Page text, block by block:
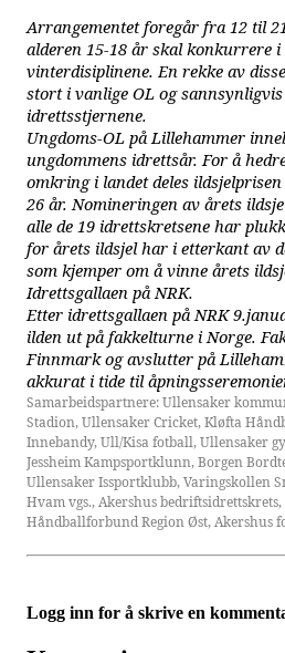
Arrangementet foregår fra 12 til
alderen 15-18 år skal konkurrere i
vinterdisiplinene. En rekke av
stort i vanlige OL og
idrettsstjernene.
Ungdoms-OL på Lillehammer
ungdommens idrettsår. For å
omkring i landet deles
26 år. Nomineringen av årets
alle de 19 idrettskretsene har
for årets ildsjel har i etterkant av
som kjemper om å vinne årets
Idrettsgallaen på NRK.
Etter idrettsgallaen på NRK
ilden ut på fakkelturne i Norge.
Finnmark og avslutter på
akkurat i tide til
Samarbeidspartnere: Ullensaker
Stadion, Ullensaker Cricket, Kløfta
Innebandy, Ull/Kisa fotball, Ullensaker
Jessheim Kampsportklunn, Borgen
Ullensaker Issportklubb, Varingskollen
Hvam vgs., Akershus
Håndballforbund Region Øst, Akershus
Logg inn for å skrive en